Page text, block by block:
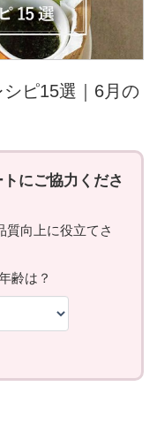
ピ15選｜6月の